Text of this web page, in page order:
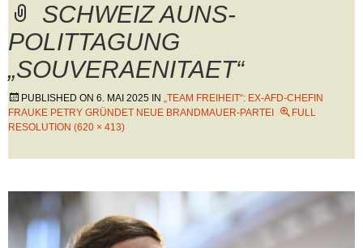
SCHWEIZ AUNS-
POLITTAGUNG
„SOUVERAENITAET“
PUBLISHED ON 6. MAI 2025 IN „TEAM FREIHEIT“: EX-AFD-CHEFIN
FRAUKE PETRY GRÜNDET NEUE BRANDMAUER-PARTEI
FULL
RESOLUTION (620 × 413)